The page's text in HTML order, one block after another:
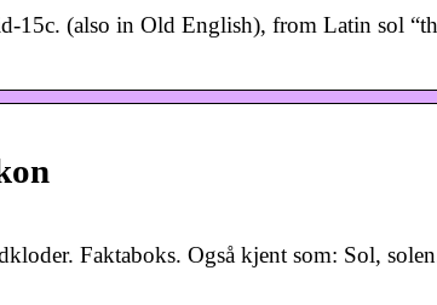
15c. (also in Old English), from Latin sol
Faktaboks. Også kjent som: Sol,